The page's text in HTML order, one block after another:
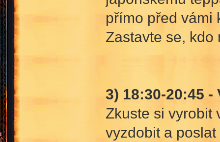
přímo před vámi
Zastavte se,
3) 18:30-20:45
Zkuste si vyrobit
vyzdobit a